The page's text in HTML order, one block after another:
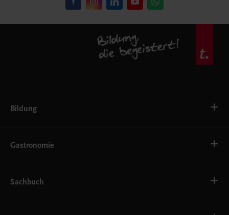
Bildung
AHS
EWF/ZWF
FW
Gastronomie
Getränke
Sachbuch